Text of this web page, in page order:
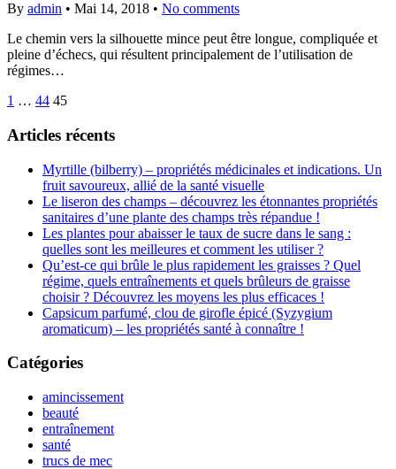
By admin • Mai 14, 2018 • No comments
Le chemin vers la silhouette mince peut être longue, compliquée et
pleine d’échecs, qui résultent principalement de l’utilisation de
régimes…
1 … 44 45
Articles récents
Myrtille (bilberry) – propriétés médicinales et indications. Un
fruit savoureux, allié de la santé visuelle
Le liseron des champs – découvrez les étonnantes propriétés
sanitaires d’une plante des champs très répandue !
Les plantes pour abaisser le taux de sucre dans le sang :
quelles sont les meilleures et comment les utiliser ?
Qu’est-ce qui brûle le plus rapidement les graisses ? Quel
régime, quels entraînements et quels brûleurs de graisse
choisir ? Découvrez les moyens les plus efficaces !
Capsicum parfumé, clou de girofle épicé (Syzygium
aromaticum) – les propriétés santé à connaître !
Catégories
amincissement
beauté
entraînement
santé
trucs de mec